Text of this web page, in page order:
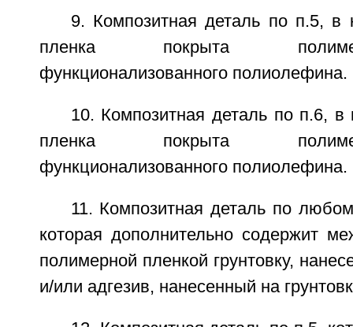
9. Композитная деталь по п.5, в
пленка покрыта
функционализованного полиолефина.
10. Композитная деталь по п.6, в
пленка покрыта
функционализованного полиолефина.
11. Композитная деталь по
которая дополнительно содержит
полимерной пленкой грунтовку,
и/или адгезив, нанесенный на